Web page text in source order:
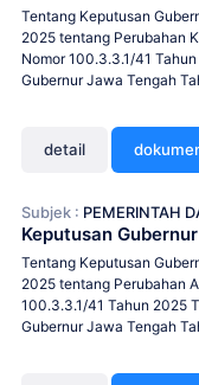
Tentang Keputusan
2025 tentang Perubahan
Nomor 100.3.3.1/41
Gubernur Jawa Tengah
detail
Subjek : PEMERINTAH
Keputusan
Tentang Keputusan
2025 tentang Perubahan
100.3.3.1/41 Tahun 2025
Gubernur Jawa Tengah